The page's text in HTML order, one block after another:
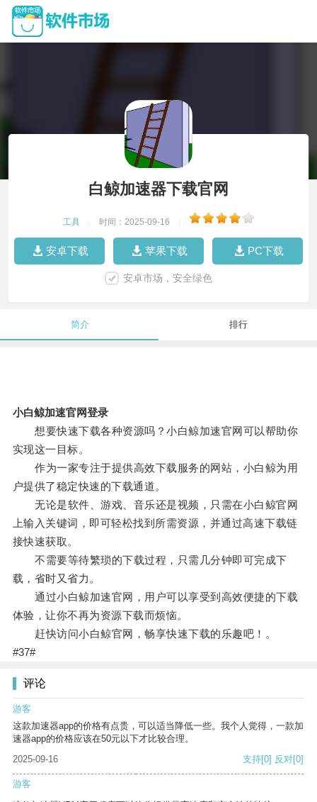
白鲸加速器下载官网
工具 时间：2025-09-16
安卓下载 苹果下载 PC下载
安卓市场，安全绿色
简介 排行
小白鲸加速官网登录
想要快速下载各种资源吗？小白鲸加速官网可以帮助你
实现这一目标。
作为一家专注于提供高效下载服务的网站，小白鲸为用
户提供了稳定快速的下载通道。
无论是软件、游戏、音乐还是视频，只需在小白鲸官网
上输入关键词，即可轻松找到所需资源，并通过高速下载链
接快速获取。
不需要等待繁琐的下载过程，只需几分钟即可完成下
载，省时又省力。
通过小白鲸加速官网，用户可以享受到高效便捷的下载
体验，让你不再为资源下载而烦恼。
赶快访问小白鲸官网，畅享快速下载的乐趣吧！。
#37#
评论
游客
这款加速器app的价格有点贵，可以适当降低一些。我个人觉得，一款加
速器app的价格应该在50元以下才比较合理。
2025-09-16
支持[0] 反对[0]
游客